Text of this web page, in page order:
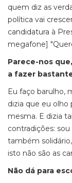
quem diz as
política vai
candidatura à
megafone]
Parece-nos
a fazer
Eu faço barulho,
dizia que eu olho
mesma. E dizia
contradições:
também
isto não são as
Não dá para